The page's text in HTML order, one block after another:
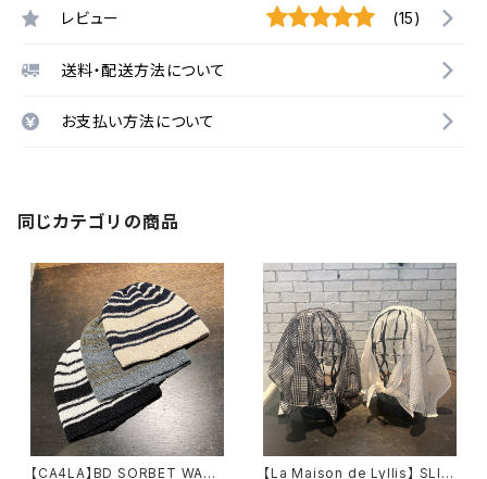
レビュー (15)
送料・配送方法について
お支払い方法について
同じカテゴリの商品
【CA4LA】BD SORBET WATC 【La Maison de Lyllis】 SLIT